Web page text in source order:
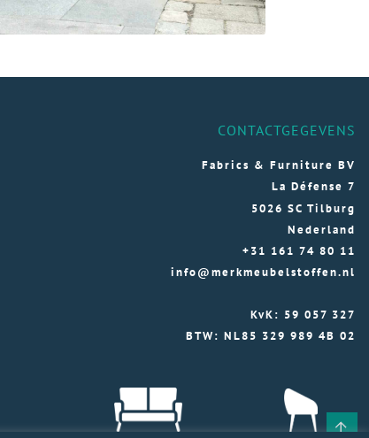
CONTACTGEGEVENS
Fabrics & Furniture BV
La Défense 7
5026 SC Tilburg
Nederland
+31 161 74 80 11
info@merkmeubelstoffen.nl
KvK: 59 057 327
BTW: NL85 329 989 4B 02